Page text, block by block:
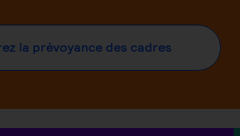
la prévoyance des cadres